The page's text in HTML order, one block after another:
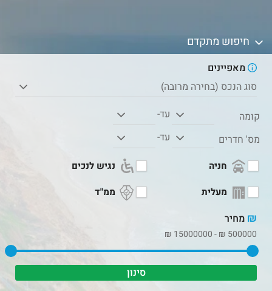
חיפוש מתקדם
מאפיינים
סוג הנכס (בחירה מרובה)
קומה
עד-
מס' חדרים
עד-
חניה
נגיש לנכים
מעלית
ממ"ד
₪ מחיר
500000
₪
-
15000000
₪